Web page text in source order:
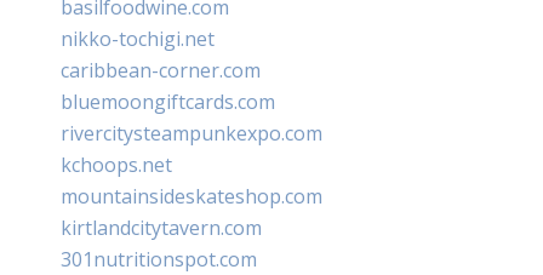
basilfoodwine.com
nikko-tochigi.net
caribbean-corner.com
bluemoongiftcards.com
rivercitysteampunkexpo.com
kchoops.net
mountainsideskateshop.com
kirtlandcitytavern.com
301nutritionspot.com